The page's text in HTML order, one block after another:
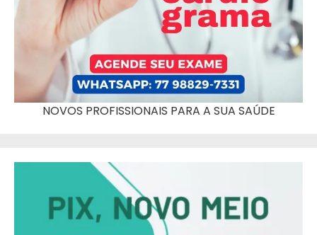
NOVOS PROFISSIONAIS PARA A SUA SAÚDE